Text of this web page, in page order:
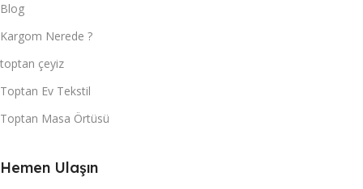
Blog
Kargom Nerede ?
toptan çeyiz
Toptan Ev Tekstil
Toptan Masa Örtüsü
Hemen Ulaşın